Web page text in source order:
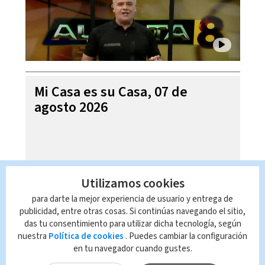
Mi Casa es su Casa, 07 de
agosto 2026
Utilizamos cookies
para darte la mejor experiencia de usuario y entrega de
publicidad, entre otras cosas. Si continúas navegando el sitio,
das tu consentimiento para utilizar dicha tecnología, según
nuestra Política de cookies . Puedes cambiar la configuración
en tu navegador cuando gustes.